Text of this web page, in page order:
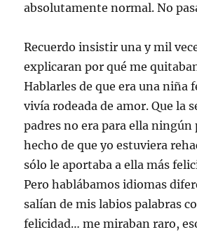
absolutamente normal. No
Recuerdo insistir una y mil
explicaran por qué me
Hablarles de que era una niña
vivía rodeada de amor. Que la
padres no era para ella ningún
hecho de que yo estuviera
sólo le aportaba a ella más
Pero hablábamos idiomas
salían de mis labios palabras
felicidad… me miraban raro,